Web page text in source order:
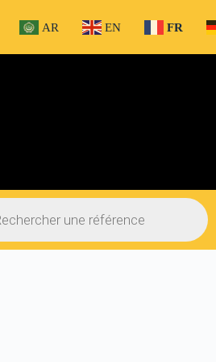
AR EN FR